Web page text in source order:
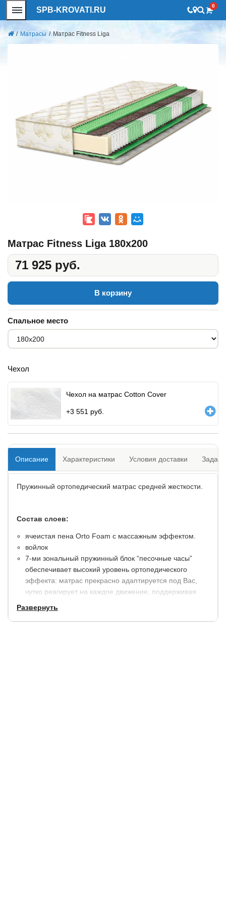
SPB-KROVATI.RU 0
/ Матрасы / Матрас Fitness Liga
Матрас Fitness Liga 180x200
71 925 руб.
В корзину
Спальное место
Чехол
Чехол на матрас Cotton Cover
+3 551 руб.
Описание Характеристики Условия доставки
Пружинный ортопедический матрас средней жесткости.
Состав слоев:
ячеистая пена Orto Foam с массажным эффектом.
войлок
7-ми зональный пружинный блок “песочные часы”
обеспечивает высокий уровень ортопедического
эффекта: матрас прекрасно адаптируется под Вас,
чутко реагирует на каждое движение, поддерживая
войлок
Развернуть